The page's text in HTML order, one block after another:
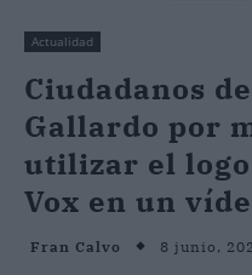
Actualidad
Ciudadanos
Gallardo por
utilizar el
Vox en un
Fran Calvo 8 junio,